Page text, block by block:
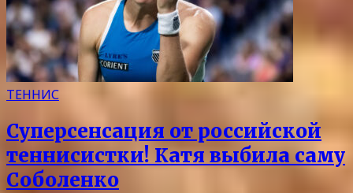
ТЕННИС
Суперсенсация от российской
теннисистки! Катя выбила саму
Соболенко